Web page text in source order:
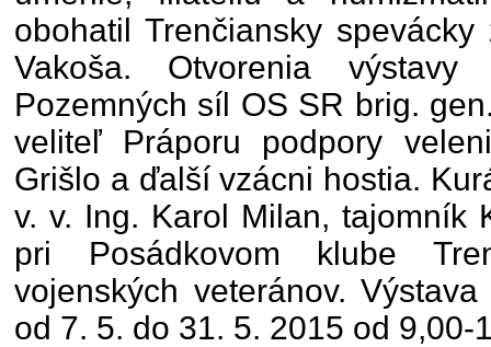
obohatil Trenčiansky
Vakoša. Otvorenia
Pozemných síl OS SR brig.
veliteľ Práporu podpory
Grišlo a ďalší vzácni hostia.
v. v. Ing. Karol Milan, tajomník
pri Posádkovom klube
vojenských veteránov.
od 7. 5. do 31. 5. 2015 od 9,00-